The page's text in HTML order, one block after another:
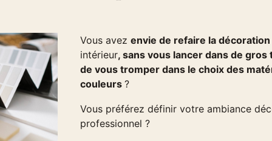
Vous avez envie de refaire la décoration
intérieur, sans vous lancer dans de
de vous tromper dans le choix des
couleurs ?
Vous préférez définir votre ambiance
professionnel ?